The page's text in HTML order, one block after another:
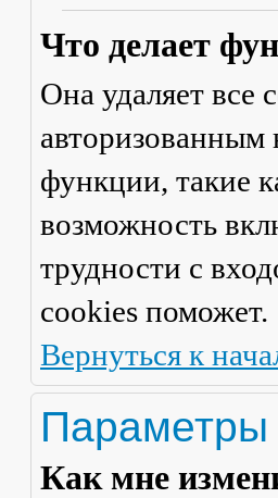
Что делает
Она удаляет все
авторизованным
функции, такие
возможность
трудности с
cookies поможет.
Вернуться к
Параметры
Как мне